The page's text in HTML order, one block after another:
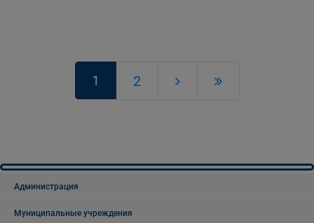
1 2
Администрация
Муниципальные учреждения